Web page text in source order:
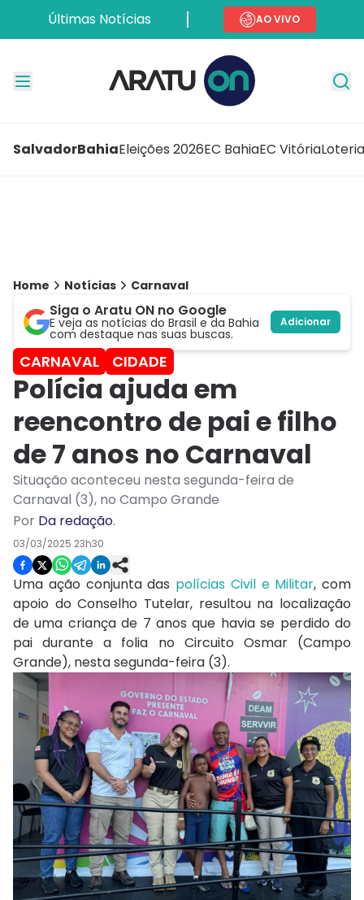
Últimas Notícias AO VIVO
SalvadorBahiaEleições 2026EC BahiaEC Vitória
Home Notícias Carnaval
Siga o Aratu ON no Google
E veja as notícias do Brasil e da Bahia
com destaque nas suas buscas.
Adicionar
CARNAVAL CIDADE
Polícia ajuda em
reencontro de pai e filho
de 7 anos no Carnaval
Situação aconteceu nesta segunda-feira de
Carnaval (3), no Campo Grande
Por Da redação.
03/03/2025 23h30
Uma ação conjunta das polícias Civil e Militar, com
apoio do Conselho Tutelar, resultou na localização
de uma criança de 7 anos que havia se perdido do
pai durante a folia no Circuito Osmar (Campo
Grande), nesta segunda-feira (3).